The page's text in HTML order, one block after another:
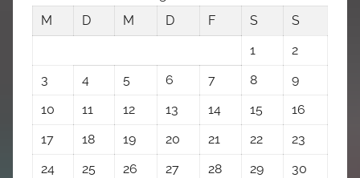
M
D M D F S
S
1
2
3
4 5 6 7 8
9
10
11 12 13 14 15
16
17
18 19 20 21 22
23
24
25 26 27 28 29
30